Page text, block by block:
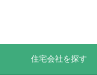
住宅会社を探す